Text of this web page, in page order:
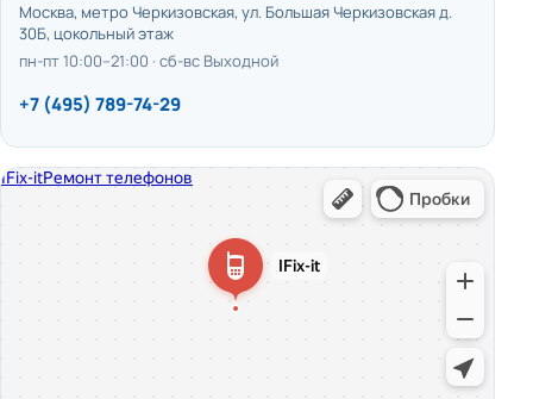
Москва, метро Черкизовская, ул. Большая Черкизовская д.
30Б, цокольный этаж
пн-пт 10:00–21:00 · сб-вс Выходной
+7 (495) 789-74-29